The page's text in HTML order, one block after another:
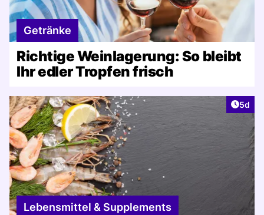
Getränke
Richtige Weinlagerung: So bleibt
Ihr edler Tropfen frisch
5d
Lebensmittel & Supplements